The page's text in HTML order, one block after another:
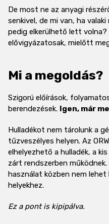
De most ne az anyagi
senkivel, de mi van, ha
pedig elkerülhető lett volna?
elővigyázatosak, mielőtt
Mi a megoldás?
Szigorú előírások,
berendezések. Igen, már
Hulladékot nem tárolunk a
tűzveszélyes helyen. Az
elhelyezhető a hulladék, a
zárt rendszerben
használat közben nem
helyekhez.
Ez a pont is kipipálva.